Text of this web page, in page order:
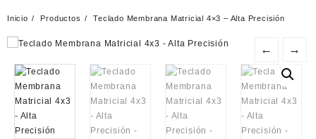
Inicio Productos Teclado Membrana Matricial 4×3 – Alta Precisión
← →